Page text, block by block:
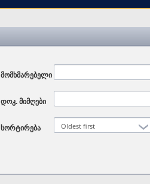
მომხმარებელი
დოკ. მიმღები
სორტირება Oldest first